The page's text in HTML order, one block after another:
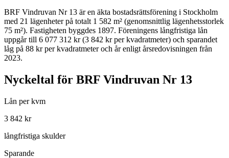
BRF Vindruvan Nr 13 är en äkta bostadsrättsförening i Stockholm
med 21 lägenheter på totalt 1 582 m² (genomsnittlig lägenhetsstorlek
75 m²). Fastigheten byggdes 1897. Föreningens långfristiga lån
uppgår till 6 077 312 kr (3 842 kr per kvadratmeter) och sparandet
låg på 88 kr per kvadratmeter och år enligt årsredovisningen från
2023.
Nyckeltal för BRF Vindruvan Nr 13
Lån per kvm
3 842 kr
långfristiga skulder
Sparande